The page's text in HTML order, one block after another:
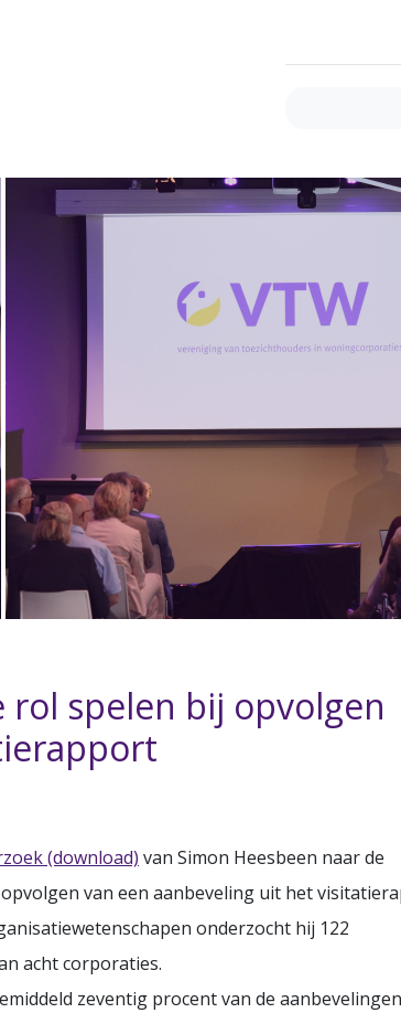
rol spelen bij opvolgen
(download) van Simon Heesbeen naar de
van een aanbeveling uit het
onderzocht hij 122
acht corporaties.
zeventig procent van de aanbevelingen